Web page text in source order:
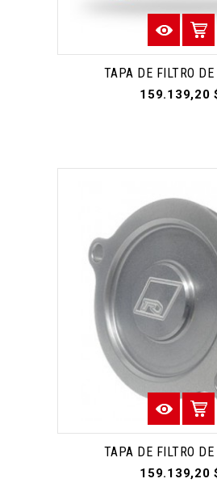
TAPA DE FILTRO
159.139,20
TAPA DE FILTRO
159.139,20